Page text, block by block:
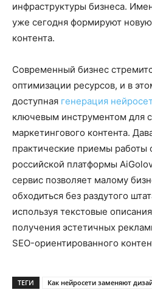
инфраструктуры бизнеса.
уже сегодня формируют
контента.
Современный бизнес
оптимизации ресурсов, и в
доступная генерация
ключевым инструментом для
маркетингового контента.
практические приемы работы
российской платформы
сервис позволяет малому
обходиться без раздутого
используя текстовые
получения эстетичных
SEO-ориентированного
ТЕГИ Как нейросети заменяют